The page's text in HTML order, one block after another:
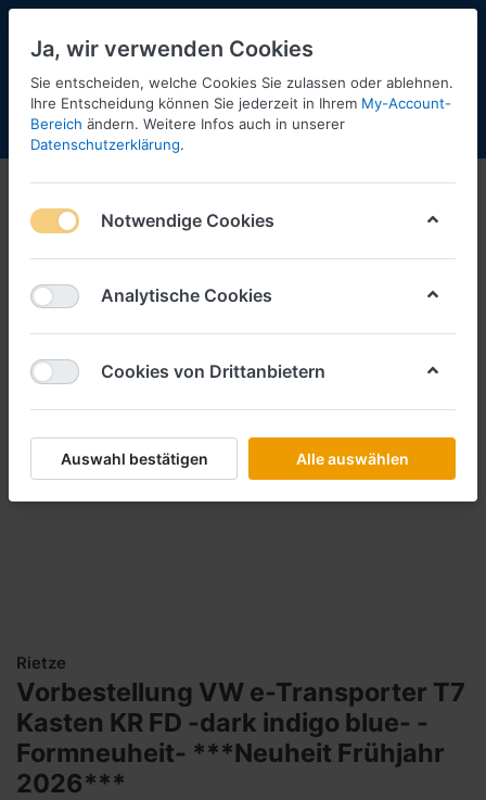
Menü Anmelden Shopaktualisierung
Rietze
Vorbestellung VW e-Transporter T7
Kasten KR FD -dark indigo blue- -
Formneuheit- ***Neuheit Frühjahr
2026***
Ja, wir verwenden Cookies
Sie entscheiden, welche Cookies Sie zulassen oder ablehnen.
Ihre Entscheidung können Sie jederzeit in Ihrem My-Account-
Bereich ändern. Weitere Infos auch in unserer
Datenschutzerklärung.
Notwendige Cookies
Analytische Cookies
Cookies von Drittanbietern
Auswahl bestätigen Alle auswählen